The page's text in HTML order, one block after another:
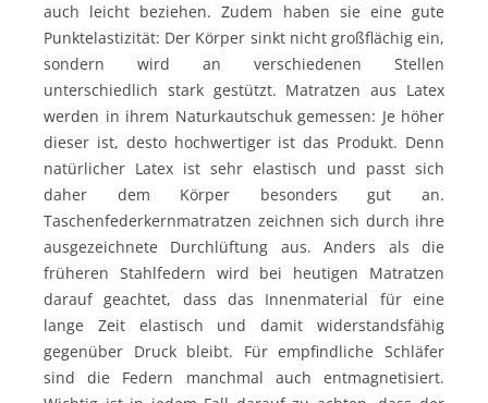
auch leicht beziehen. Zudem haben sie eine gute
Punktelastizität: Der Körper sinkt nicht großflächig ein,
sondern wird an verschiedenen Stellen
unterschiedlich stark gestützt. Matratzen aus Latex
werden in ihrem Naturkautschuk gemessen: Je höher
dieser ist, desto hochwertiger ist das Produkt. Denn
natürlicher Latex ist sehr elastisch und passt sich
daher dem Körper besonders gut an.
Taschenfederkernmatratzen zeichnen sich durch ihre
ausgezeichnete Durchlüftung aus. Anders als die
früheren Stahlfedern wird bei heutigen Matratzen
darauf geachtet, dass das Innenmaterial für eine
lange Zeit elastisch und damit widerstandsfähig
gegenüber Druck bleibt. Für empfindliche Schläfer
sind die Federn manchmal auch entmagnetisiert.